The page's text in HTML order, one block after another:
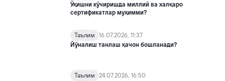
Ўқишни кўчиришда миллий ва халқаро
сертификатлар муҳимми?
Таълим
16.07.2026, 11:37
Йўналиш танлаш қачон бошланади?
Таълим
24.07.2026, 16:50